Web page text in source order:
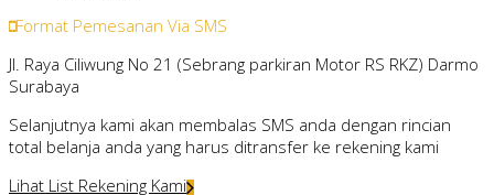
Format Pemesanan Via SMS
Jl. Raya Ciliwung No 21 (Sebrang parkiran Motor RS RKZ) Darmo
Surabaya
Selanjutnya kami akan membalas SMS anda dengan rincian
total belanja anda yang harus ditransfer ke rekening kami
Lihat List Rekening Kami